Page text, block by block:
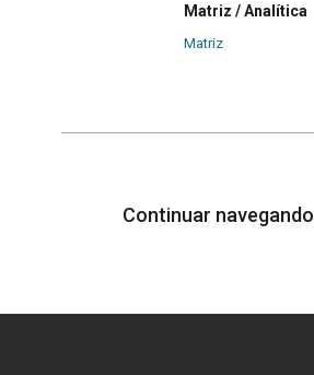
Matriz / Analítica
Matriz
Continuar navegando